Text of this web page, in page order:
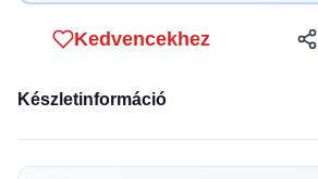
Kedvencekhez
Készletinformáció